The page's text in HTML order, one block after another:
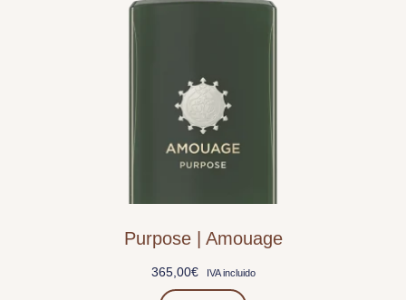
Purpose | Amouage
365,00€ IVA incluido